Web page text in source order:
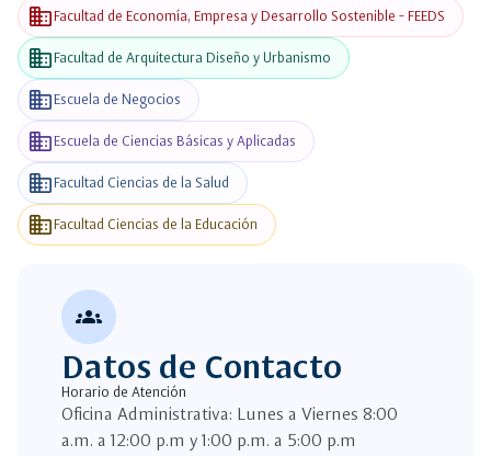
businessFacultad de Economía, Empresa y Desarrollo Sostenible - FEEDS
businessFacultad de Arquitectura Diseño y Urbanismo
businessEscuela de Negocios
businessEscuela de Ciencias Básicas y Aplicadas
businessFacultad Ciencias de la Salud
businessFacultad Ciencias de la Educación
groups
Datos de Contacto
Horario de Atención
Oficina Administrativa: Lunes a Viernes 8:00
a.m. a 12:00 p.m y 1:00 p.m. a 5:00 p.m